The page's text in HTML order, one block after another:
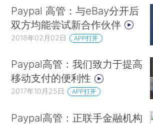
Paypal 高管：与eBay分开后
双方均能尝试新合作伙伴
2018年02月02日 APP打开
Paypal高管：我们致力于提高
移动支付的便利性
2017年10月25日 APP打开
Paypal高管：正联手金融机构